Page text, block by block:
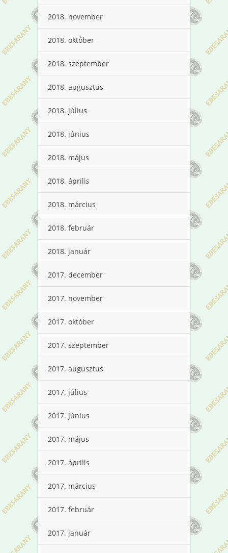
2018. november
2018. október
2018. szeptember
2018. augusztus
2018. július
2018. június
2018. május
2018. április
2018. március
2018. február
2018. január
2017. december
2017. november
2017. október
2017. szeptember
2017. augusztus
2017. július
2017. június
2017. május
2017. április
2017. március
2017. február
2017. január